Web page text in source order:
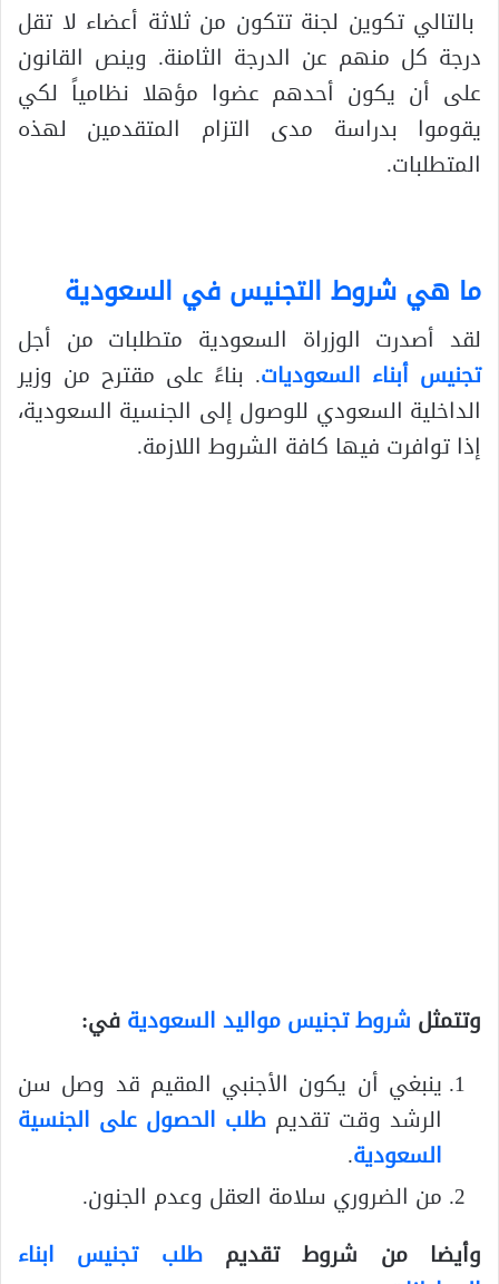
بالتالي تكوين لجنة تتكون من ثلاثة أعضاء لا تقل
درجة كل منهم عن الدرجة الثامنة. وينص القانون
على أن يكون أحدهم عضوا مؤهلا نظامياً لكي
يقوموا بدراسة مدى التزام المتقدمين لهذه
المتطلبات.
ما هي شروط التجنيس في السعودية
لقد أصدرت الوزراة السعودية متطلبات من أجل
تجنيس أبناء السعوديات. بناءً على مقترح من وزير
الداخلية السعودي للوصول إلى الجنسية السعودية،
إذا توافرت فيها كافة الشروط اللازمة.
وتتمثل شروط تجنيس مواليد السعوديةفي:
ينبغي أن يكون الأجنبي المقيم قد وصل سن
الرشد وقت تقديم طلب الحصول على الجنسية
السعودية.
من الضروري سلامة العقل وعدم الجنون.
وأيضا من شروط تقديم طلب تجنيس ابناء